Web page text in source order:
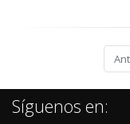
Síguenos en: